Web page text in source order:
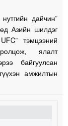
дайчин”
Азийн шилдэг
тэмцээний
ялалт
байгуулсан
амжилтын